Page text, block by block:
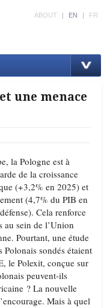
ABOUT | EN | FR
une menace
la Pologne est à
de la croissance
(+3,2% en 2025) et
(4,7% du PIB en
Cela renforce
au sein de l’Union
Pourtant, une étude
sondés étaient
le Polexit, conçue sur
peuvent-ils
? La nouvelle
Mais à quel